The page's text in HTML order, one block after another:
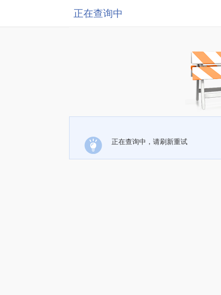
正在查询中
正在查询中，请刷新重试